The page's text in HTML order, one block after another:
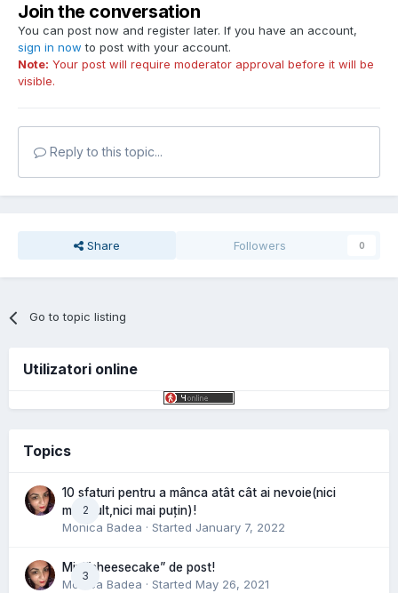
Join the conversation
You can post now and register later. If you have an account,
sign in now to post with your account.
Note: Your post will require moderator approval before it will be
visible.
Reply to this topic...
Share Followers 0
Go to topic listing
Utilizatori online
Topics
2
10 sfaturi pentru a mânca atât cât ai nevoie(nici
mai mult,nici mai puțin)!
Monica Badea · Started January 7, 2022
3
Mini”cheesecake” de post!
Monica Badea · Started May 26, 2021